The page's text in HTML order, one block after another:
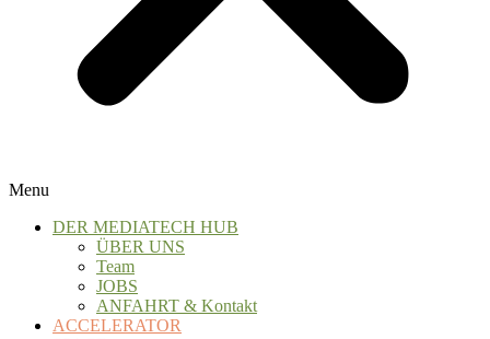
Menu
DER MEDIATECH HUB
ÜBER UNS
Team
JOBS
ANFAHRT & Kontakt
ACCELERATOR